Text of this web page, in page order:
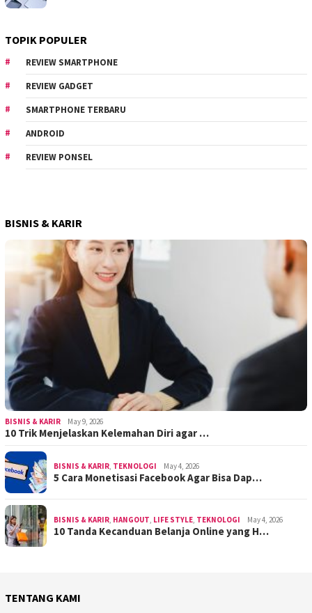
TOPIK POPULER
REVIEW SMARTPHONE
REVIEW GADGET
SMARTPHONE TERBARU
ANDROID
REVIEW PONSEL
BISNIS & KARIR
BISNIS & KARIR May 9, 2026
10 Trik Menjelaskan Kelemahan Diri agar …
BISNIS & KARIR TEKNOLOGI May 4, 2026
5 Cara Monetisasi Facebook Agar Bisa Dap…
BISNIS & KARIR HANGOUT LIFE STYLE TEKNOLOGI May 4, 2026
10 Tanda Kecanduan Belanja Online yang H…
TENTANG KAMI